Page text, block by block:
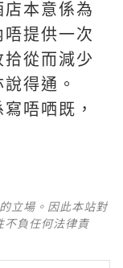
本意係為
提供一次
從而減少
得通。
唔哂既，
立場。因此本站對
不負任何法律責